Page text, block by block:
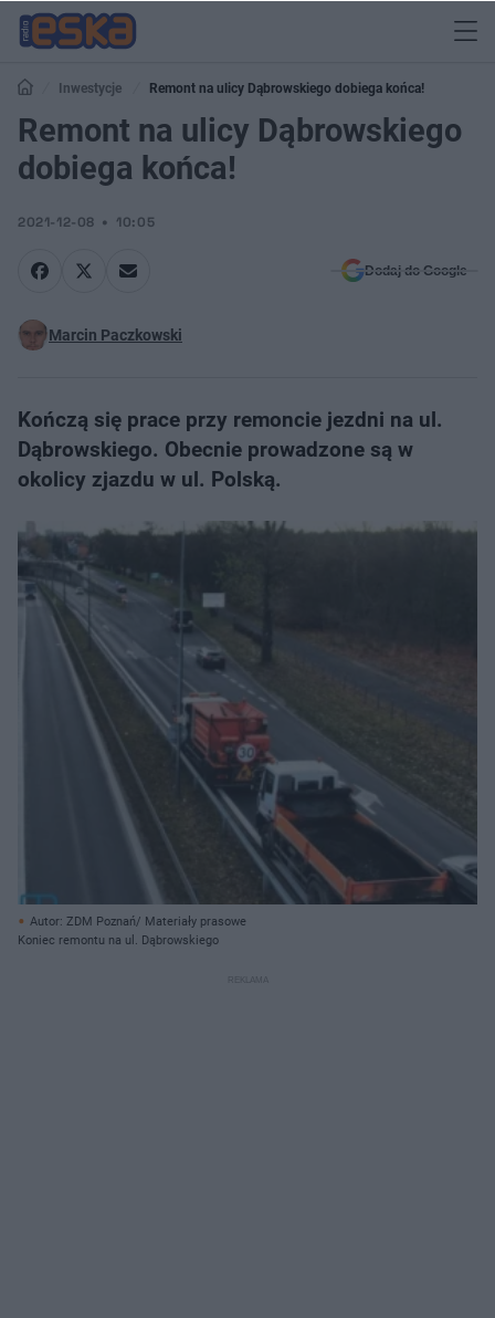
Inwestycje Remont na ulicy Dąbrowskiego dobiega końca!
Remont na ulicy Dąbrowskiego
dobiega końca!
2021-12-08 10:05
Dodaj do Google
Marcin Paczkowski
Kończą się prace przy remoncie jezdni na ul.
Dąbrowskiego. Obecnie prowadzone są w
okolicy zjazdu w ul. Polską.
Autor: ZDM Poznań/ Materiały prasowe
Koniec remontu na ul. Dąbrowskiego